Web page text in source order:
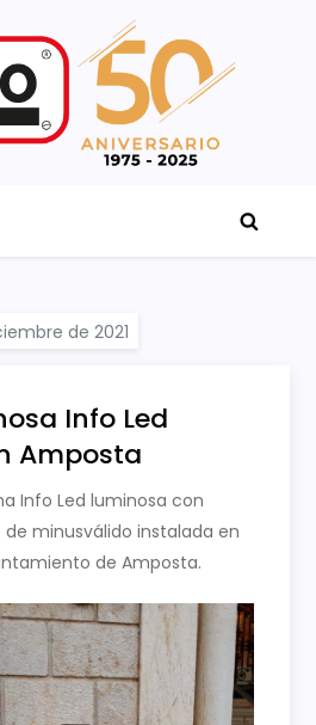
Info Led
Amposta
Info Led luminosa con
minusválido instalada en
de Amposta.